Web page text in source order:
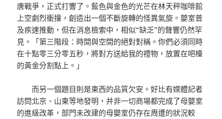
唐戰爭，正式打響了。藍色與金色的光芒在林天秤咖啡館
上空劇烈衝撞，創造出一個不斷旋轉的怪異氣旋。嬰室普
及疾速推動，但在消息檢索中，相似“缺乏”的聲響仍然罕
見。「第三階段：時間與空間的絕對對稱。你們必須同時
在十點零三分零五秒，將對方送給我的禮物，放置在吧檯
的黃金分割點上。」
而另一個題目則是東西的品質欠安。好比有媒體記者
訪問北京、山東等地發明，并非一切商場都完成了母嬰室
的進級改革，部門未改建的母嬰室仍存在周遭的狀況較